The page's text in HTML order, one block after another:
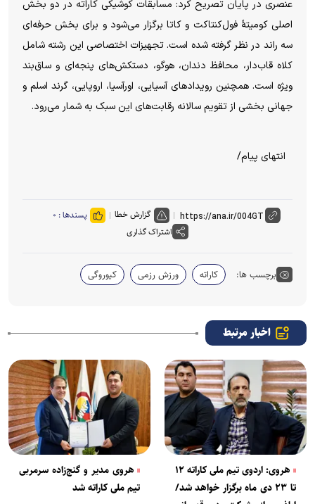
عنصری در پایان تصریح کرد: مسابقات کوشیکی کاراته در دو بخش
اصلی کومیتۀ فول‌کنتاکت و کاتا برگزار می‌شود و برای بخش حرفه‌ای
سه راند در نظر گرفته شده است. تجهیزات اختصاصی این رشته شامل
کلاه قاب‌دار، محافظ دندان، هوگو، دستکش‌های پنجه‌ای و ساق‌بند
ویژه است. همچنین رویدادهای آسیایی، اورآسیا، اروپایی، گرند اسلم و
جهانی بخشی از تقویم سالانه رقابت‌های این سبک به شمار می‌رود.
انتهای پیام/
گزارش خطا پسندها : ۰
اشتراک گذاری
برچسب ها: کاراته ورزش رزمی کیوروگی
اخبار مرتبط
هروی: اردوی تیم ملی کاراته ۱۲
تا ۲۳ دی ماه برگزار خواهد شد/
هروی مدیر و گنج‌زاده سرمربی
تیم ملی کاراته شد